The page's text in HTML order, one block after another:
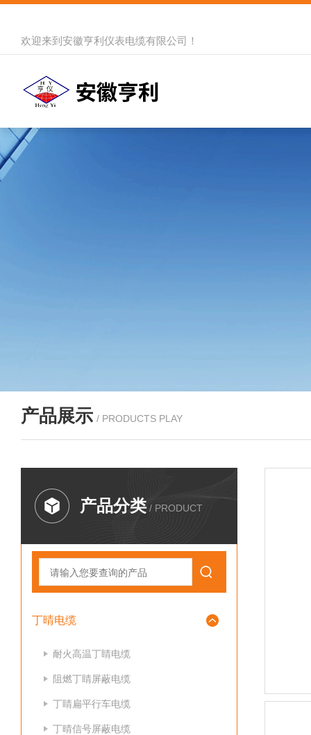
欢迎来到 安徽亨利仪表电缆有限公司 ！
产品展示 / PRODUCTS PLAY
产品分类 / PRODUCT
丁晴电缆
耐火高温丁睛电缆
阻燃丁睛屏蔽电缆
丁睛扁平行车电缆
丁晴信号屏蔽电缆